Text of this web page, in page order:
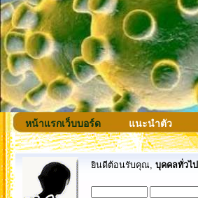
หน้าแรกเว็บบอร์ด แนะนำตัว
ยินดีต้อนรับคุณ, บุคคลทั่วไป